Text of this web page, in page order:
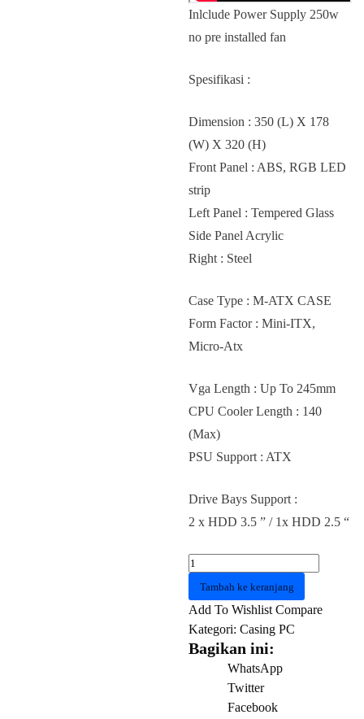
Inlclude Power Supply 250w
no pre installed fan
Spesifikasi :
Dimension : 350 (L) X 178
(W) X 320 (H)
Front Panel : ABS, RGB LED
strip
Left Panel : Tempered Glass
Side Panel Acrylic
Right : Steel
Case Type : M-ATX CASE
Form Factor : Mini-ITX,
Micro-Atx
Vga Length : Up To 245mm
CPU Cooler Length : 140
(Max)
PSU Support : ATX
Drive Bays Support :
2 x HDD 3.5 ” / 1x HDD 2.5 “
Kuantitas
Casing
INFINTY
Tambah ke keranjang
Add To Wishlist Compare
Kategori:Casing PC
Bagikan ini:
WhatsApp
Twitter
Facebook